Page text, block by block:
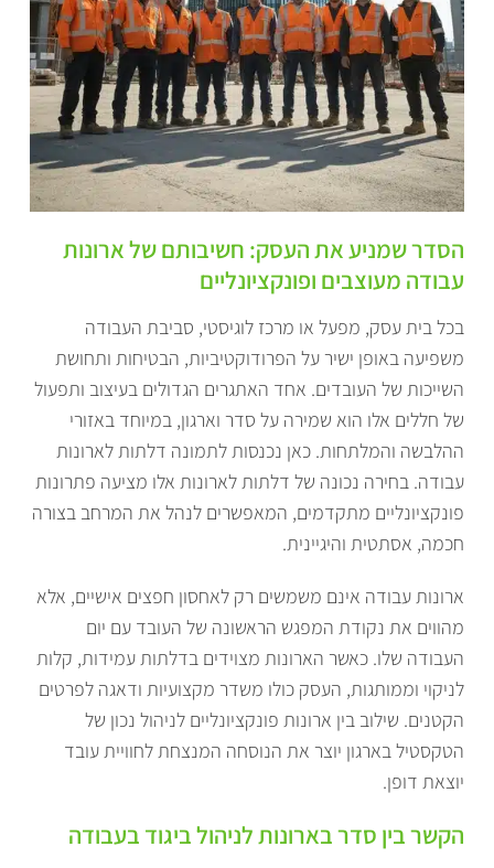
הסדר שמניע את העסק: חשיבותם של ארונות
עבודה מעוצבים ופונקציונליים
בכל בית עסק, מפעל או מרכז לוגיסטי, סביבת העבודה
משפיעה באופן ישיר על הפרודוקטיביות, הבטיחות ותחושת
השייכות של העובדים. אחד האתגרים הגדולים בעיצוב ותפעול
של חללים אלו הוא שמירה על סדר וארגון, במיוחד באזורי
ההלבשה והמלתחות. כאן נכנסות לתמונה דלתות לארונות
עבודה. בחירה נכונה של דלתות לארונות אלו מציעה פתרונות
פונקציונליים מתקדמים, המאפשרים לנהל את המרחב בצורה
חכמה, אסתטית והיגיינית.
ארונות עבודה אינם משמשים רק לאחסון חפצים אישיים, אלא
מהווים את נקודת המפגש הראשונה של העובד עם יום
העבודה שלו. כאשר הארונות מצוידים בדלתות עמידות, קלות
לניקוי וממותגות, העסק כולו משדר מקצועיות ודאגה לפרטים
הקטנים. שילוב בין ארונות פונקציונליים לניהול נכון של
הטקסטיל בארגון יוצר את הנוסחה המנצחת לחוויית עובד
יוצאת דופן.
הקשר בין סדר בארונות לניהול ביגוד בעבודה